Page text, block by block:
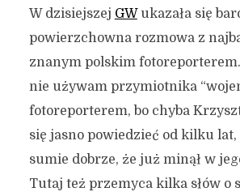
W dzisiejszej GWukazała się
powierzchowna rozmowa z
znanym polskim
nie używam przymiotnika
fotoreporterem, bo chyba
się jasno powiedzieć od kilku lat,
sumie dobrze, że już minął w
Tutaj też przemyca kilka słów o